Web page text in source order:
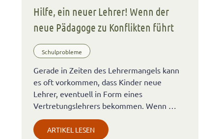
Hilfe, ein neuer Lehrer! Wenn der
neue Pädagoge zu Konflikten führt
Schulprobleme
Gerade in Zeiten des Lehrermangels kann
es oft vorkommen, dass Kinder neue
Lehrer, eventuell in Form eines
Vertretungslehrers bekommen. Wenn …
ARTIKEL LESEN